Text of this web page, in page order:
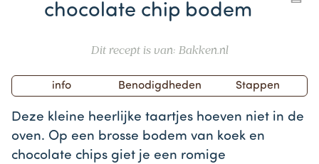
chocolate chip bodem
Dit recept is van: Bakken.nl
info Benodigdheden Stappen
Deze kleine heerlijke taartjes hoeven niet in de
oven. Op een brosse bodem van koek en
chocolate chips giet je een romige